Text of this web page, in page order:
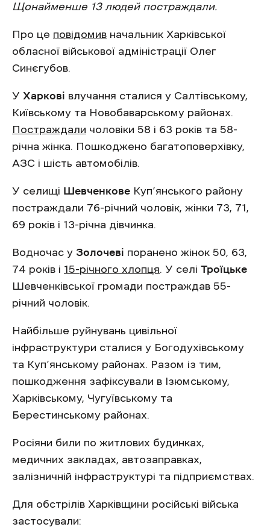
Щонайменше 13 людей постраждали.
Про це повідомив начальник Харківської
обласної військової адміністрації Олег
Синєгубов.
У Харкові влучання сталися у Салтівському,
Київському та Новобаварському районах.
Постраждали чоловіки 58 і 63 років та 58-
річна жінка. Пошкоджено багатоповерхівку,
АЗС і шість автомобілів.
У селищі Шевченкове Куп’янського району
постраждали 76-річний чоловік, жінки 73, 71,
69 років і 13-річна дівчинка.
Водночас у Золочеві поранено жінок 50, 63,
74 років і 15-річного хлопця. У селі Троїцьке
Шевченківської громади постраждав 55-
річний чоловік.
Найбільше руйнувань цивільної
інфраструктури сталися у Богодухівському
та Куп’янському районах. Разом із тим,
пошкодження зафіксували в Ізюмському,
Харківському, Чугуївському та
Берестинському районах.
Росіяни били по житлових будинках,
медичних закладах, автозаправках,
залізничній інфраструктурі та підприємствах.
Для обстрілів Харківщини російські війська
застосували: